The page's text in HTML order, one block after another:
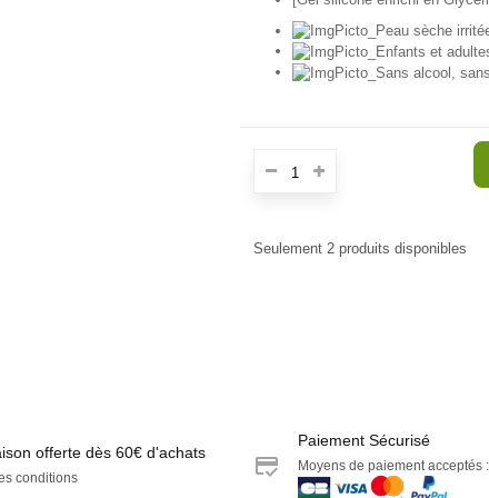
Seulement 2 produits disponibles
offerte dès 60€ d'achats
conditions
Paiement Sécurisé
Moyens de paiement acceptés :